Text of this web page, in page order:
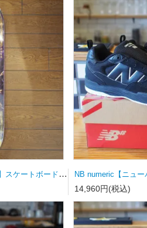
PRIMITIVE【プリミティブ】スケートボードデッキ MOTA CLASH PURPLE 8.0×31.75wb14.19
14,960円(税込)